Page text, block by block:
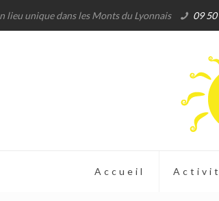
lieu unique dans les Monts du Lyonnais 09
Accueil